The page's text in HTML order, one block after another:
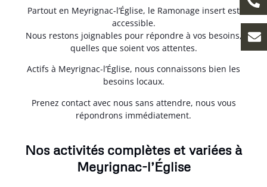
Partout en Meyrignac-l’Église, le Ramonage insert est
accessible.
Nous restons joignables pour répondre à vos besoins,
quelles que soient vos attentes.
Actifs à Meyrignac-l’Église, nous connaissons bien les
besoins locaux.
Prenez contact avec nous sans attendre, nous vous
répondrons immédiatement.
Nos activités complètes et variées à
Meyrignac-l’Église